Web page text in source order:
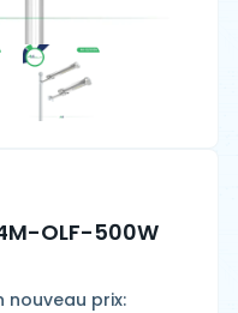
OLF-500W
nouveau prix: